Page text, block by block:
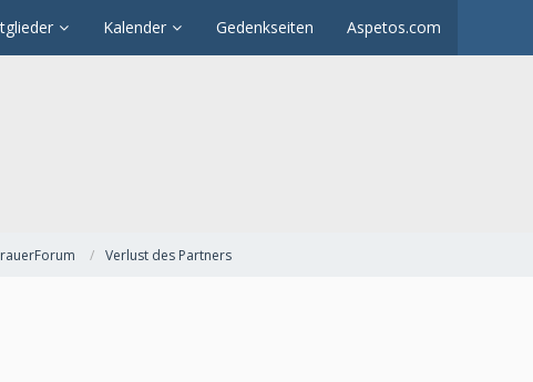
Kalender Gedenkseiten Aspetos.com
Verlust des Partners